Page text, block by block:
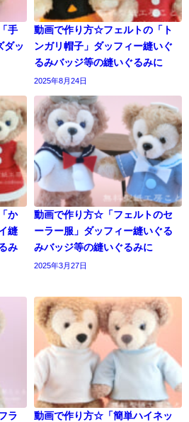
手
ダッ
動画で作り方☆フェルトの「ト
ンガリ帽子」ダッフィー縫いぐ
るみバッジ等の縫いぐるみに
2025年8月24日
か
縫
み
動画で作り方☆「フェルトのセ
ーラー服」ダッフィー縫いぐる
みバッジ等の縫いぐるみに
2025年3月27日
ラ 動画で作り方☆「簡単ハイネッ